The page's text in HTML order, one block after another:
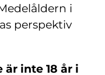
i
perspektiv
är inte 18 år i